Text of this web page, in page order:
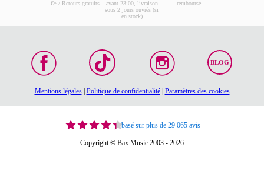
€* / Retours gratuits
avant 23:00, livraison
sous 2 jours ouvrés (si
en stock)
remboursé
BLOG
Mentions légales| Politique de confidentialité| Paramètres des cookies
basé sur plus de 29 065 avis
Copyright © Bax Music 2003 - 2026